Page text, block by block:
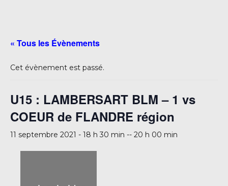
« Tous les Évènements
Cet évènement est passé.
U15 : LAMBERSART BLM – 1 vs
COEUR de FLANDRE région
11 septembre 2021 - 18 h 30 min -- 20 h 00 min